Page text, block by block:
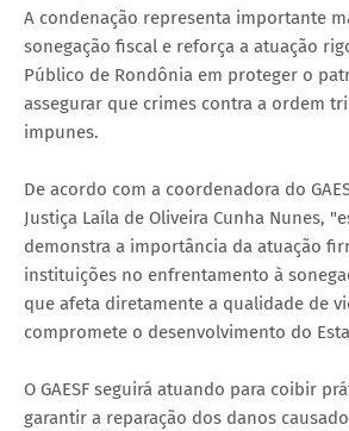
A condenação representa importante
sonegação fiscal e reforça a atuação
Público de Rondônia em proteger o
assegurar que crimes contra a ordem
impunes.
De acordo com a coordenadora do
Justiça Laíla de Oliveira Cunha Nunes,
demonstra a importância da atuação
instituições no enfrentamento à
que afeta diretamente a qualidade de
compromete o desenvolvimento do
O GAESF seguirá atuando para coibir
garantir a reparação dos danos